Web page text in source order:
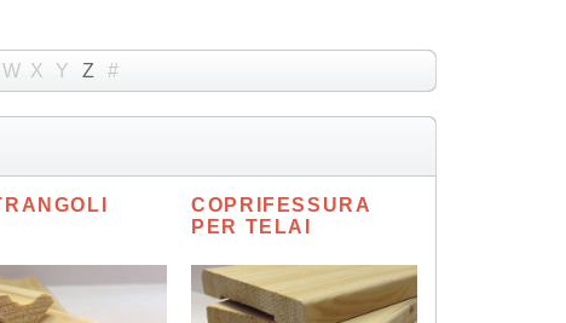
W X Y Z #
COPRIFESSURA
PER TELAI